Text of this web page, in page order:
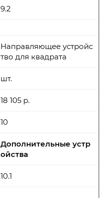
9.2
Направляющее устройс
тво для квадрата
шт.
18 105 р.
10
Дополнительные устр
ойства
10.1